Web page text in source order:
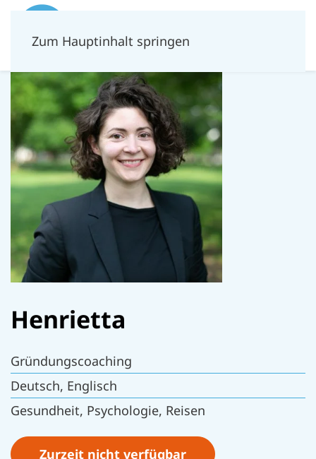
Zum Hauptinhalt springen
Henrietta
Gründungscoaching
Deutsch, Englisch
Gesundheit, Psychologie, Reisen
Zurzeit nicht verfügbar